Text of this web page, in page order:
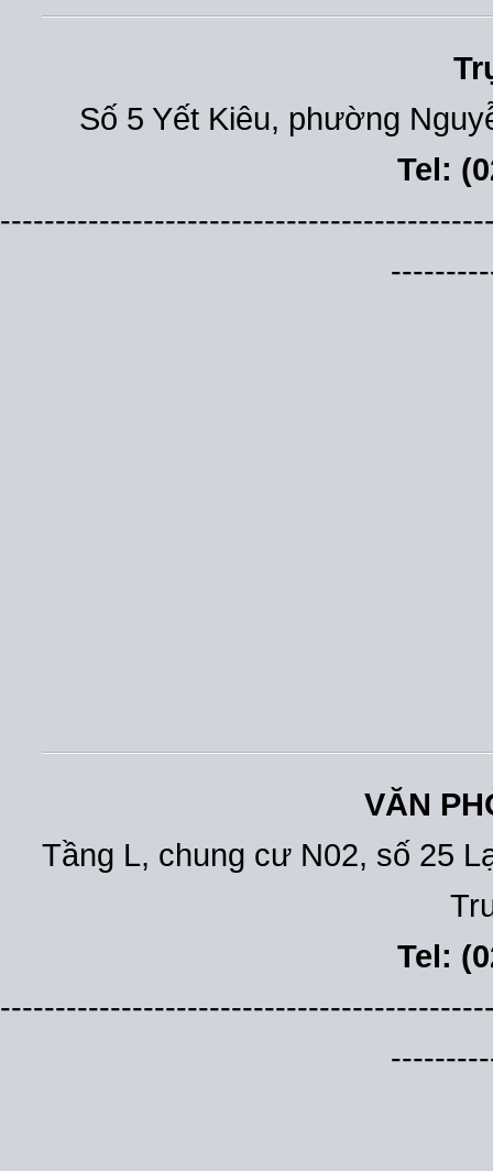
Số 5 Yết Kiêu, phường
Tel:
VĂN
Tầng L, chung cư N02, số 25
Tel: